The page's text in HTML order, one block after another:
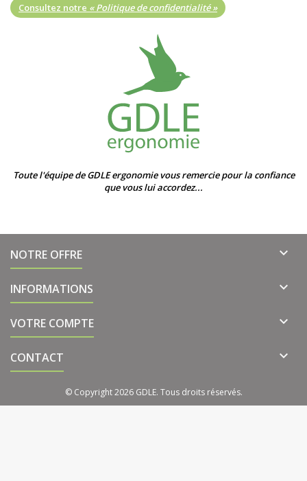
Consultez notre « Politique de confidentialité »
Toute l'équipe de GDLE ergonomie vous remercie pour la confiance
que vous lui accordez...
NOTRE OFFRE 
INFORMATIONS 
VOTRE COMPTE 
CONTACT 
© Copyright 2026 GDLE. Tous droits réservés.